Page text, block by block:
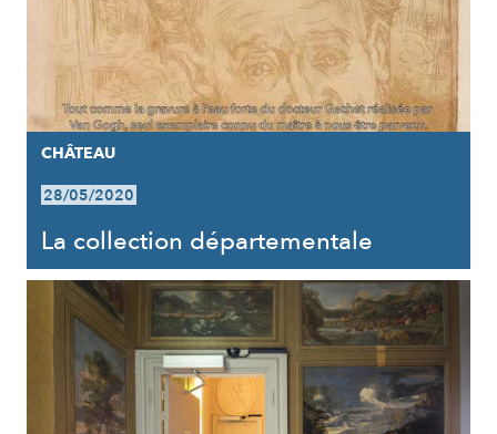
CHÂTEAU
28/05/2020
La collection départementale